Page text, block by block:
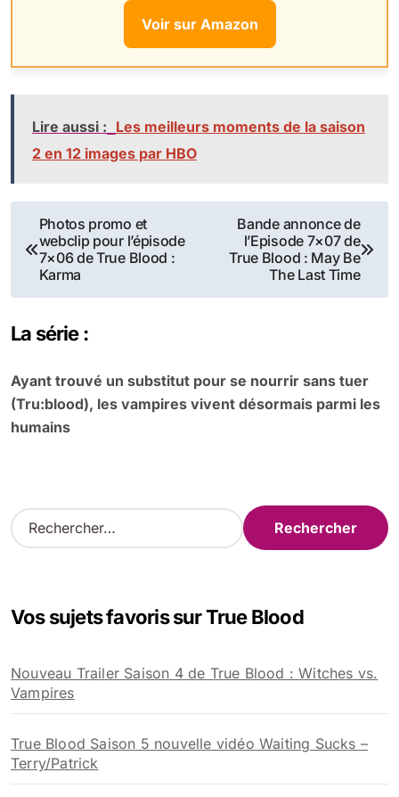
Voir sur Amazon
Lire aussi : Les meilleurs moments de la saison
2 en 12 images par HBO
Navigation
de
l’article
Photos promo et
webclip pour l’épisode
7×06 de True Blood :
Karma
Bande annonce de
l’Episode 7×07 de
True Blood : May Be
The Last Time
La série :
Ayant trouvé un substitut pour se nourrir sans tuer
(Tru:blood), les vampires vivent désormais parmi les
humains
R
e
r
e
r
Vos sujets favoris sur True Blood
Nouveau Trailer Saison 4 de True Blood : Witches vs.
Vampires
True Blood Saison 5 nouvelle vidéo Waiting Sucks –
Terry/Patrick